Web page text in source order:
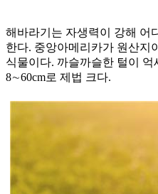
해바라기는 자생력이 강해 어
한다. 중앙아메리카가 원산지
식물이다. 까슬까슬한 털이
8∼60cm로 제법 크다.